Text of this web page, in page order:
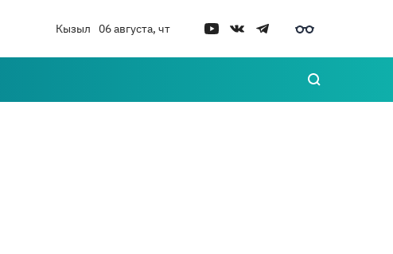
Кызыл 06 августа, чт